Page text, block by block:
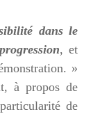
dans le
, et
»
à propos de
de